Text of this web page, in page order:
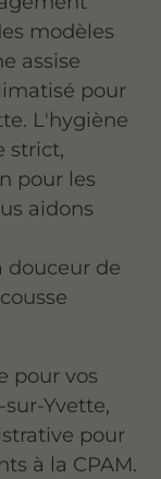
modèles
assise
pour
L'hygiène
strict,
pour les
aidons
douceur de
pour vos
Yvette,
pour
à la CPAM.